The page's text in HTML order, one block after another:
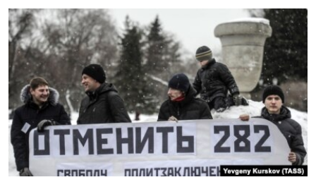
VİDEO
SÜRET
BLOGLAR
FİKİR
Русский
Українською